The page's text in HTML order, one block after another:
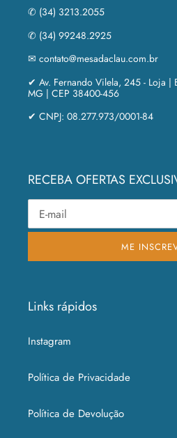
✆ (34) 3213.2055
✆ (34) 99248.2925
✉ contato@mesadaclau.com.br
✔ Av. Fernando Vilela, 245 - Loja |
MG | CEP 38400-456
✔ CNPJ: 08.277.973/0001-84
RECEBA OFERTAS
ME
Links rápidos
Instagram
Política de Privacidade
Política de Devolução